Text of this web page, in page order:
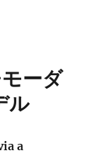
ーダ
ル
a